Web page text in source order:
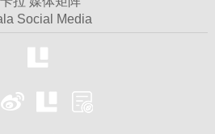
Social Media